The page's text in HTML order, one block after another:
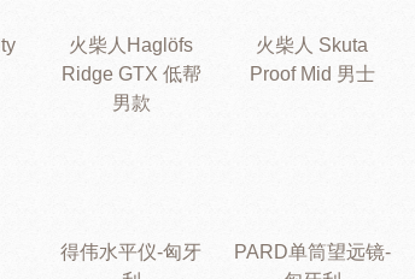
火柴人Haglöfs
Ridge GTX 低帮
男款
火柴人 Skuta
Proof Mid 男士
得伟水平仪-匈牙
PARD单筒望远镜-